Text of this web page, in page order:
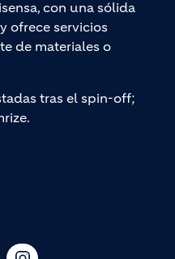
con una sólida
ofrece servicios
de materiales o
tras el spin-off;